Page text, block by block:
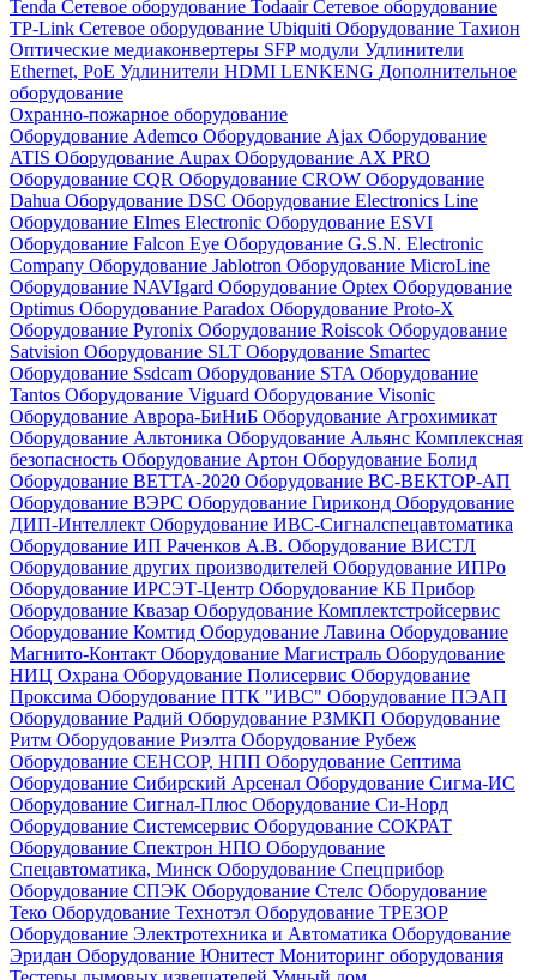
Tenda Сетевое оборудование TodaairСетевое оборудование
TP-Link Сетевое оборудование Ubiquiti Оборудование Тахион
Оптические медиаконвертеры SFP модули Удлинители
Ethernet, PoE Удлинители HDMI LENKENG Дополнительное
оборудование
Охранно-пожарное оборудование
Оборудование Ademco Оборудование Ajax Оборудование
ATIS Оборудование Aupax Оборудование AX PRO
Оборудование CQR Оборудование CROW Оборудование
Dahua Оборудование DSC Оборудование Electronics Line
Оборудование Elmes Electronic Оборудование ESVI
Оборудование Falcon Eye Оборудование G.S.N. Electronic
Company Оборудование Jablotron Оборудование MicroLine
Оборудование NAVIgard Оборудование Optex Оборудование
Optimus Оборудование Paradox Оборудование Proto-X
Оборудование Pyronix Оборудование Roiscok Оборудование
Satvision Оборудование SLT Оборудование Smartec
Оборудование Ssdcam Оборудование STA Оборудование
Tantos Оборудование Viguard Оборудование Visonic
Оборудование Аврора-БиНиБ Оборудование Агрохимикат
Оборудование Альтоника Оборудование Альянс Комплексная
безопасность Оборудование Артон Оборудование Болид
Оборудование ВЕТТА-2020 Оборудование ВС-ВЕКТОР-АП
Оборудование ВЭРС Оборудование Гириконд Оборудование
ДИП-Интеллект Оборудование ИВС-Сигналспецавтоматика
Оборудование ИП Раченков А.В. Оборудование ВИСТЛ
Оборудование других производителей Оборудование ИПРо
Оборудование ИРСЭТ-Центр Оборудование КБ Прибор
Оборудование Квазар Оборудование Комплектстройсервис
Оборудование Комтид Оборудование Лавина Оборудование
Магнито-Контакт Оборудование Магистраль Оборудование
НИЦ Охрана Оборудование Полисервис Оборудование
Проксима Оборудование ПТК "ИВС" Оборудование ПЭАП
Оборудование Радий Оборудование РЗМКП Оборудование
Ритм Оборудование Риэлта Оборудование Рубеж
Оборудование СЕНСОР, НПП Оборудование Септима
Оборудование Сибирский Арсенал Оборудование Сигма-ИС
Оборудование Сигнал-Плюс Оборудование Си-Норд
Оборудование Системсервис Оборудование СОКРАТ
Оборудование Спектрон НПО Оборудование
Спецавтоматика, Минск Оборудование Спецприбор
Оборудование СПЭК Оборудование Стелс Оборудование
Теко Оборудование Технотэл Оборудование ТРЕЗОР
Оборудование Электротехника и Автоматика Оборудование
Эридан Оборудование Юнитест Мониторинг оборудования